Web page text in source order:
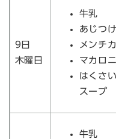
9日
木曜日
牛乳
あじつ
メンチ
マカロ
はくさ
スープ
牛乳